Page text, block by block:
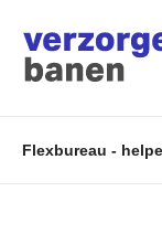
Flexbureau -